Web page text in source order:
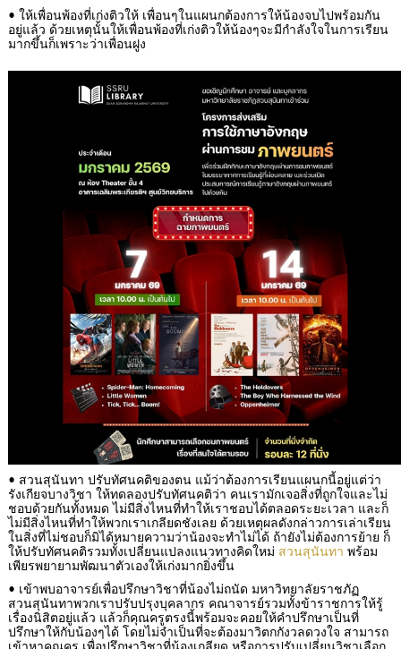
• ให้เพื่อนพ้องที่เก่งติวให้ เพื่อนๆในแผนกต้องการให้น้องจบไปพร้อมกัน
อยู่แล้ว ด้วยเหตุนั้นให้เพื่อนพ้องที่เก่งติวให้น้องๆจะมีกำลังใจในการเรียน
มากขึ้นก็เพราะว่าเพื่อนฝูง
• สวนสุนันทา ปรับทัศนคติของตน แม้ว่าต้องการเรียนแผนกนี้อยู่แต่ว่า
รังเกียจบางวิชา ให้ทดลองปรับทัศนคติว่า คนเรามักเจอสิ่งที่ถูกใจและไม่
ชอบด้วยกันทั้งหมด ไม่มีสิ่งไหนที่ทำให้เราชอบได้ตลอดระยะเวลา และก็
ไม่มีสิ่งไหนที่ทำให้พวกเราเกลียดชังเลย ด้วยเหตุผลดังกล่าวการเล่าเรียน
ในสิ่งที่ไม่ชอบก็มิได้หมายความว่าน้องจะทำไม่ได้ ถ้ายังไม่ต้องการย้าย ก็
ให้ปรับทัศนคติรวมทั้งเปลี่ยนแปลงแนวทางคิดใหม่ สวนสุนันทา พร้อม
เพียรพยายามพัฒนาตัวเองให้เก่งมากยิ่งขึ้น
• เข้าพบอาจารย์เพื่อปรึกษาวิชาที่น้องไม่ถนัด มหาวิทยาลัยราชภัฏ
สวนสุนันทาพวกเราปรับปรุงบุคลากร คณาจารย์รวมทั้งข้าราชการให้รู้
เรื่องนิสิตอยู่แล้ว แล้วก็คุณครูตรงนี้พร้อมจะคอยให้คำปรึกษาเป็นที่
ปรึกษาให้กับน้องๆได้ โดยไม่จำเป็นที่จะต้องมาวิตกกังวลดวงใจ สามารถ